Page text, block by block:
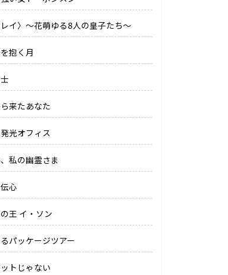
イ〉〜花萌ゆる8人の皇子たち〜
抱く月
来たあなた
光オフィス
私の幽霊さま
心
王 イ・ソン
パッケージツアー
トじゃない